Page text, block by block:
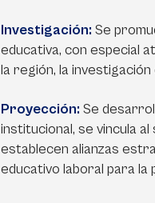
Investigación: Se
educativa, con especial
la región, la investigación
Proyección: Se
institucional, se vincula
establecen alianzas
educativo laboral para la